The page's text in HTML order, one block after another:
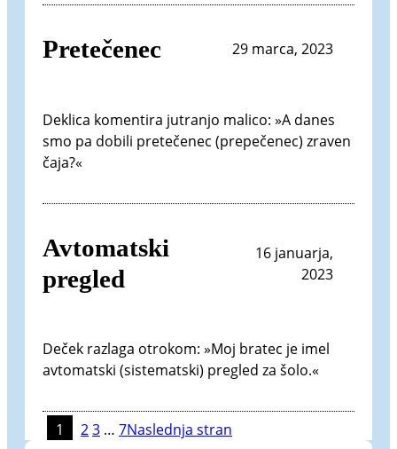
Pretečenec 29 marca, 2023
Deklica komentira jutranjo malico: »A danes
smo pa dobili pretečenec (prepečenec) zraven
čaja?«
Avtomatski
pregled
16 januarja,
2023
Deček razlaga otrokom: »Moj bratec je imel
avtomatski (sistematski) pregled za šolo.«
1 23 … 7Naslednja stran